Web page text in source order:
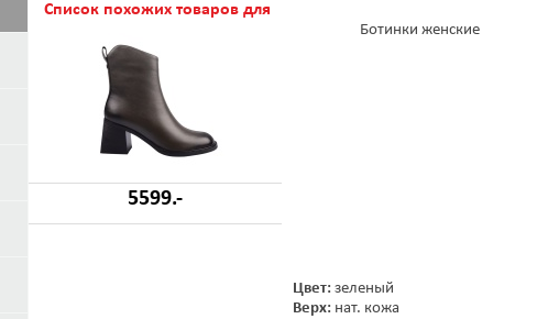
Список похожих товаров для
5599.-
Ботинки женские
Цвет: зеленый
Верх: нат. кожа